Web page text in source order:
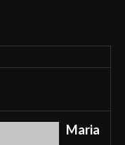
Maria